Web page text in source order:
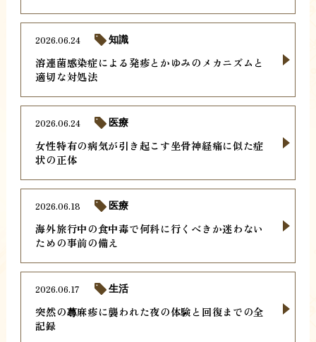
溶連菌感染症による発疹とかゆみのメカニズムと
適切な対処法
2026.06.24 知識
女性特有の病気が引き起こす坐骨神経痛に似た症
状の正体
2026.06.24 医療
海外旅行中の食中毒で何科に行くべきか迷わない
ための事前の備え
2026.06.18 医療
突然の蕁麻疹に襲われた夜の体験と回復までの全
記録
2026.06.17 生活